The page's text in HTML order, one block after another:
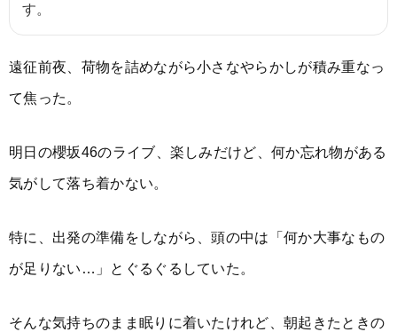
す。
遠征前夜、荷物を詰めながら小さなやらかしが積み重なっ
て焦った。
明日の櫻坂46のライブ、楽しみだけど、何か忘れ物がある
気がして落ち着かない。
特に、出発の準備をしながら、頭の中は「何か大事なもの
が足りない…」とぐるぐるしていた。
そんな気持ちのまま眠りに着いたけれど、朝起きたときの